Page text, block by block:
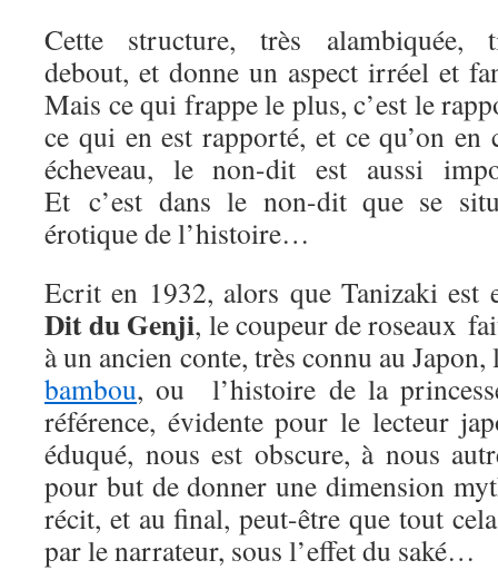
Cette structure, très alambiquée,
debout, et donne un aspect irréel et
Mais ce qui frappe le plus, c’est le
ce qui en est rapporté, et ce qu’on
écheveau, le non-dit est aussi
Et c’est dans le non-dit que se
érotique de l’histoire…
Ecrit en 1932, alors que Tanizaki est
Dit du Genji, le coupeur de roseaux
à un ancien conte, très connu au
bambou, ou l’histoire de la
référence, évidente pour le lecteur
éduqué, nous est obscure, à nous
pour but de donner une dimension
récit, et au final, peut-être que tout
par le narrateur, sous l’effet du saké…